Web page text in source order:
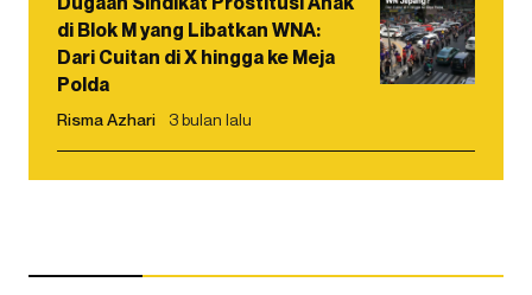
di Blok M yang Libatkan WNA:
Dari Cuitan di X hingga ke Meja
Polda
Risma Azhari 3 bulan lalu